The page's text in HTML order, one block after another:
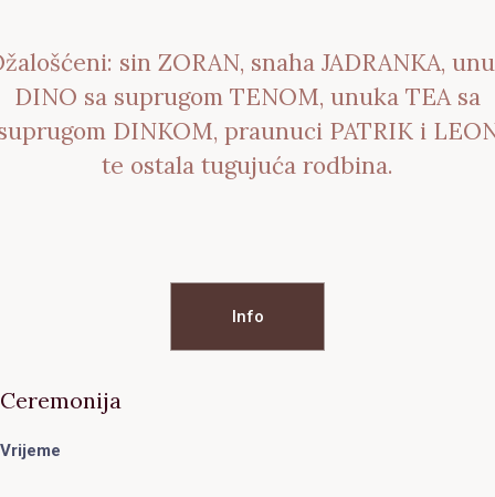
sin ZORAN, snaha JADRANKA,
DINO sa suprugom TENOM, unuka TEA sa
DINKOM, praunuci PATRIK i
te ostala tugujuća rodbina.
Info
Ceremonija
Vrijeme